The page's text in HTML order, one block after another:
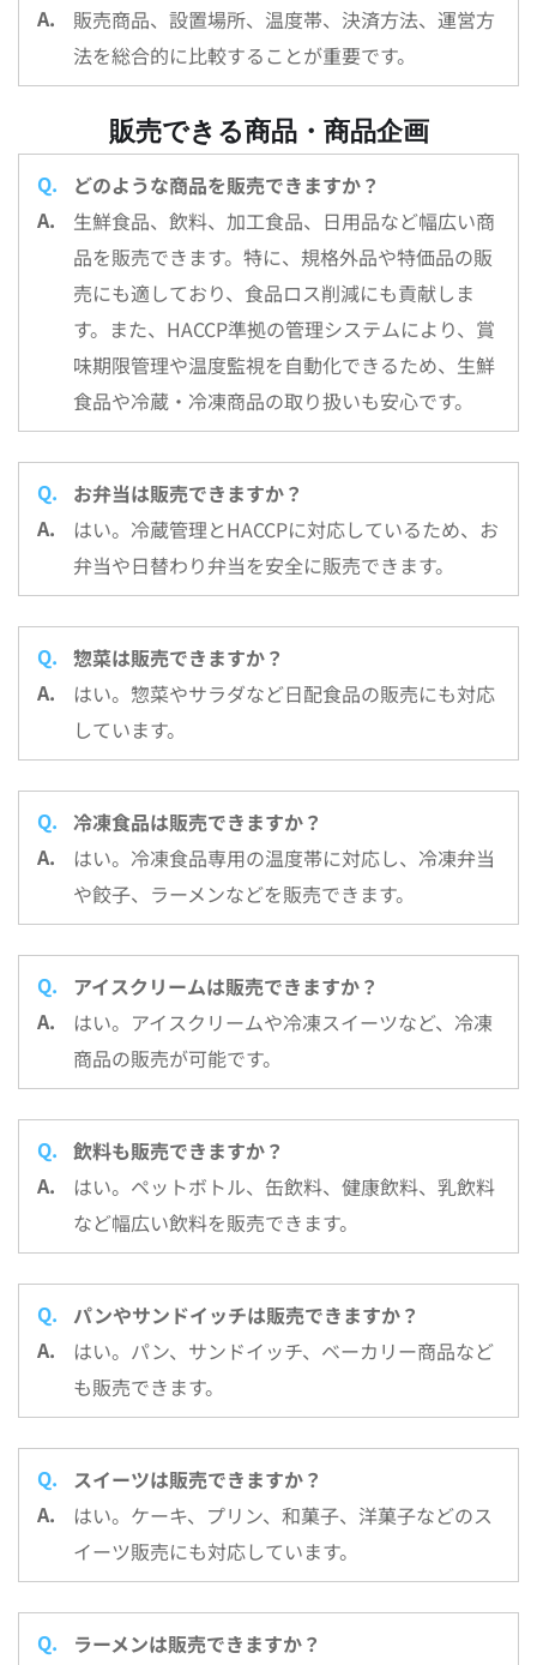
販売商品、設置場所、温度帯、決済方法、運営方
法を総合的に比較することが重要です。
販売できる商品・商品企画
どのような商品を販売できますか？
生鮮食品、飲料、加工食品、日用品など幅広い商
品を販売できます。特に、規格外品や特価品の販
売にも適しており、食品ロス削減にも貢献しま
す。また、HACCP準拠の管理システムにより、賞
味期限管理や温度監視を自動化できるため、生鮮
食品や冷蔵・冷凍商品の取り扱いも安心です。
お弁当は販売できますか？
はい。冷蔵管理とHACCPに対応しているため、お
弁当や日替わり弁当を安全に販売できます。
惣菜は販売できますか？
はい。惣菜やサラダなど日配食品の販売にも対応
しています。
冷凍食品は販売できますか？
はい。冷凍食品専用の温度帯に対応し、冷凍弁当
や餃子、ラーメンなどを販売できます。
アイスクリームは販売できますか？
はい。アイスクリームや冷凍スイーツなど、冷凍
商品の販売が可能です。
飲料も販売できますか？
はい。ペットボトル、缶飲料、健康飲料、乳飲料
など幅広い飲料を販売できます。
パンやサンドイッチは販売できますか？
はい。パン、サンドイッチ、ベーカリー商品など
も販売できます。
スイーツは販売できますか？
はい。ケーキ、プリン、和菓子、洋菓子などのス
イーツ販売にも対応しています。
ラーメンは販売できますか？